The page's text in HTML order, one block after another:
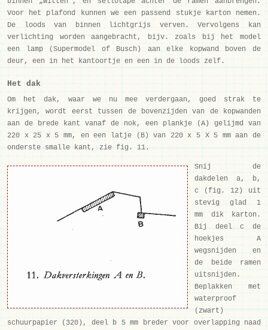
Voor het plafond kunnen we een passend stukje karton nemen.
De loods van binnen lichtgrijs verven. Vervolgens kan
verlichting worden aangebracht, bijv. zoals bij het model
een lamp (Supermodel of Busch) aan elke kopwand boven de
deur, een in het kantoortje en een in de loods zelf.
Het dak
Om het dak, waar we nu mee verdergaan, goed strak te
krijgen, wordt eerst tussen de bovenzijden van de kopwanden
aan de brede kant vanaf de nok, een plankje (A) gelijmd van
220 x 25 x 5 mm, en een latje (B) van 220 x 5 X 5 mm aan de
onderste smalle kant, zie fig. 11.
Snij de
dakdelen a, b,
c (fig. 12) uit
stevig glad 1
mm dik karton.
Bij deel c de
hoekjes A
wegsnijden en
de beide ramen
uitsnijden.
Beplakken met
waterproof
(zwart)
schuurpapier (320), deel b 5 mm breder voor overlapping naad